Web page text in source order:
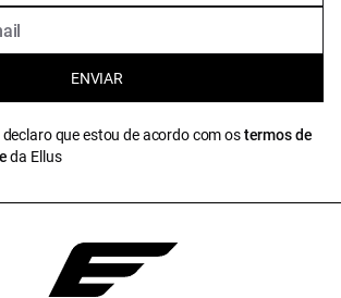
ENVIAR
que estou de acordo com ostermos de
da Ellus